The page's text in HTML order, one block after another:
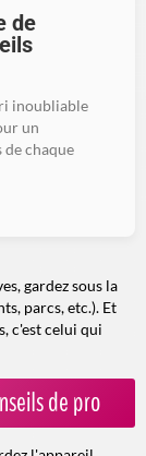
de
inoubliable
un
de chaque
gardez sous la
parcs, etc.). Et
c'est celui qui
de pro